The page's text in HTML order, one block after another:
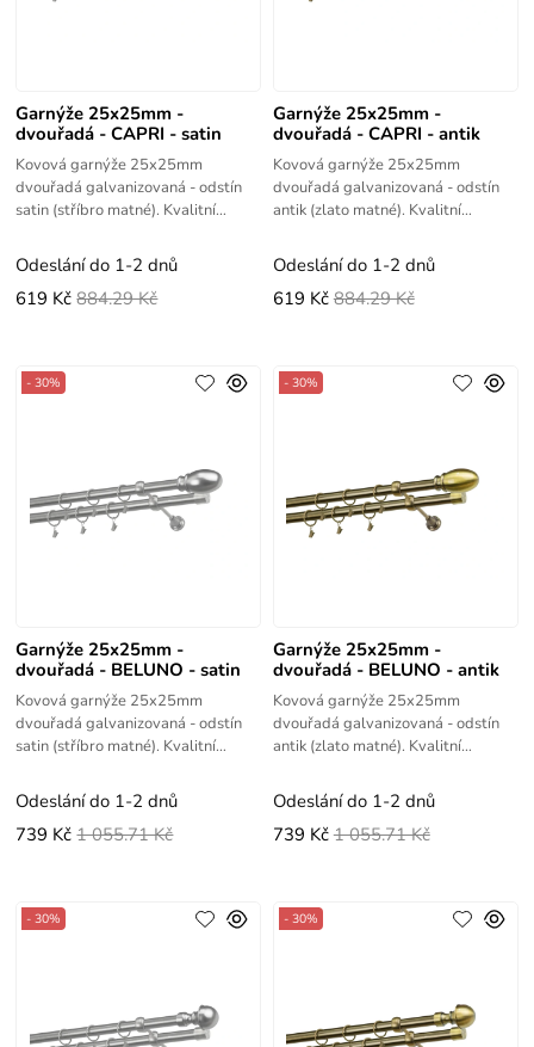
Garnýže 25x25mm -
dvouřadá - CAPRI - satin
Kovová garnýže 25x25mm
dvouřadá galvanizovaná - odstín
satin (stříbro matné). Kvalitní
Odeslání do 1-2 dnů
619 Kč 884.29 Kč
Garnýže 25x25mm -
dvouřadá - CAPRI - antik
Kovová garnýže 25x25mm
dvouřadá galvanizovaná - odstín
antik (zlato matné). Kvalitní
Odeslání do 1-2 dnů
619 Kč 884.29 Kč
Garnýže 25x25mm -
dvouřadá - BELUNO - satin
Kovová garnýže 25x25mm
dvouřadá galvanizovaná - odstín
satin (stříbro matné). Kvalitní
- 30%
Odeslání do 1-2 dnů
739 Kč 1 055.71 Kč
Garnýže 25x25mm -
dvouřadá - BELUNO - antik
Kovová garnýže 25x25mm
dvouřadá galvanizovaná - odstín
antik (zlato matné). Kvalitní
- 30%
Odeslání do 1-2 dnů
739 Kč 1 055.71 Kč
- 30% - 30%